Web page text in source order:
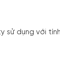
sử dụng với